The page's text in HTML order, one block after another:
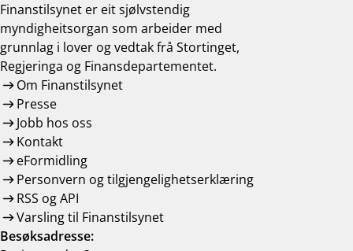
Finanstilsynet er eit sjølvstendig
myndigheitsorgan som arbeider med
grunnlag i lover og vedtak frå Stortinget,
Regjeringa og Finansdepartementet.
Om Finanstilsynet
Presse
Jobb hos oss
Kontakt
eFormidling
Personvern og tilgjengelighetserklæring
RSS og API
Varsling til Finanstilsynet
Besøksadresse: